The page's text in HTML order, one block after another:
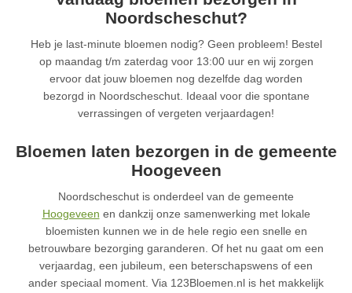
Noordscheschut?
Heb je last-minute bloemen nodig? Geen probleem! Bestel
op maandag t/m zaterdag voor 13:00 uur en wij zorgen
ervoor dat jouw bloemen nog dezelfde dag worden
bezorgd in Noordscheschut. Ideaal voor die spontane
verrassingen of vergeten verjaardagen!
Bloemen laten bezorgen in de gemeente
Hoogeveen
Noordscheschut is onderdeel van de gemeente
Hoogeveen en dankzij onze samenwerking met lokale
bloemisten kunnen we in de hele regio een snelle en
betrouwbare bezorging garanderen. Of het nu gaat om een
verjaardag, een jubileum, een beterschapswens of een
ander speciaal moment. Via 123Bloemen.nl is het makkelijk